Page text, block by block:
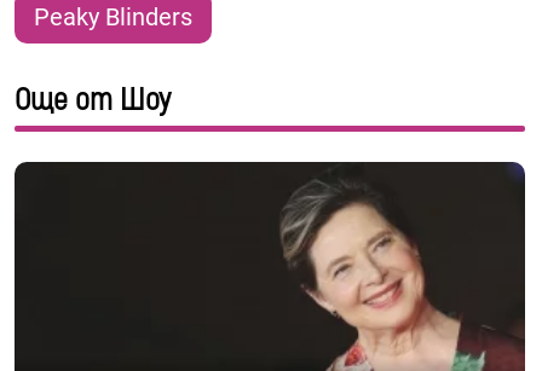
Peaky Blinders
Още от Шоу